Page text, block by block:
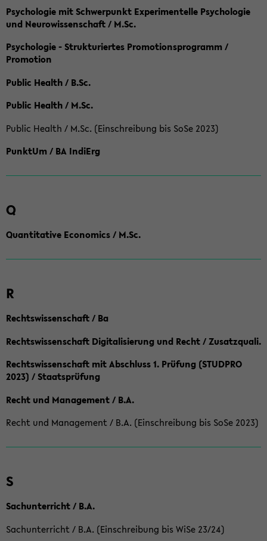
Psychologie mit Schwerpunkt Experimentelle Psychologie
und Neurowissenschaft / M.Sc.
Psychologie - Strukturiertes Promotionsprogramm /
Promotion
Public Health / B.Sc.
Public Health / M.Sc.
Public Health / M.Sc. (Einschreibung bis SoSe 2023)
PunktUm / BA IndiErg
Q
Quantitative Economics / M.Sc.
R
Rechtswissenschaft / Ba
Rechtswissenschaft Digitalisierung und Recht / Zusatzquali.
Rechtswissenschaft mit Abschluss 1. Prüfung (STUDPRO
2023) / Staatsprüfung
Recht und Management / B.A.
Recht und Management / B.A. (Einschreibung bis SoSe 2023)
S
Sachunterricht / B.A.
Sachunterricht / B.A. (Einschreibung bis WiSe 23/24)